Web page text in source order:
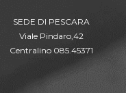
SEDE DI PESCARA
Viale Pindaro,42
Centralino 085.45371